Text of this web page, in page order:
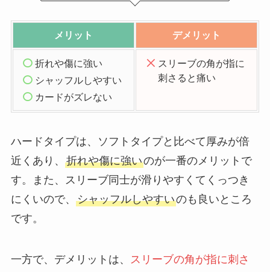
メリット デメリット
折れや傷に強い
シャッフルしやすい
カードがズレない
スリーブの角が指に
刺さると痛い
ハードタイプは、ソフトタイプと比べて厚みが倍
近くあり、 折れや傷に強いのが一番のメリットで
す。また、スリーブ同士が滑りやすくてくっつき
にくいので、 シャッフルしやすいのも良いところ
です。
一方で、デメリットは、 スリーブの角が指に刺さ